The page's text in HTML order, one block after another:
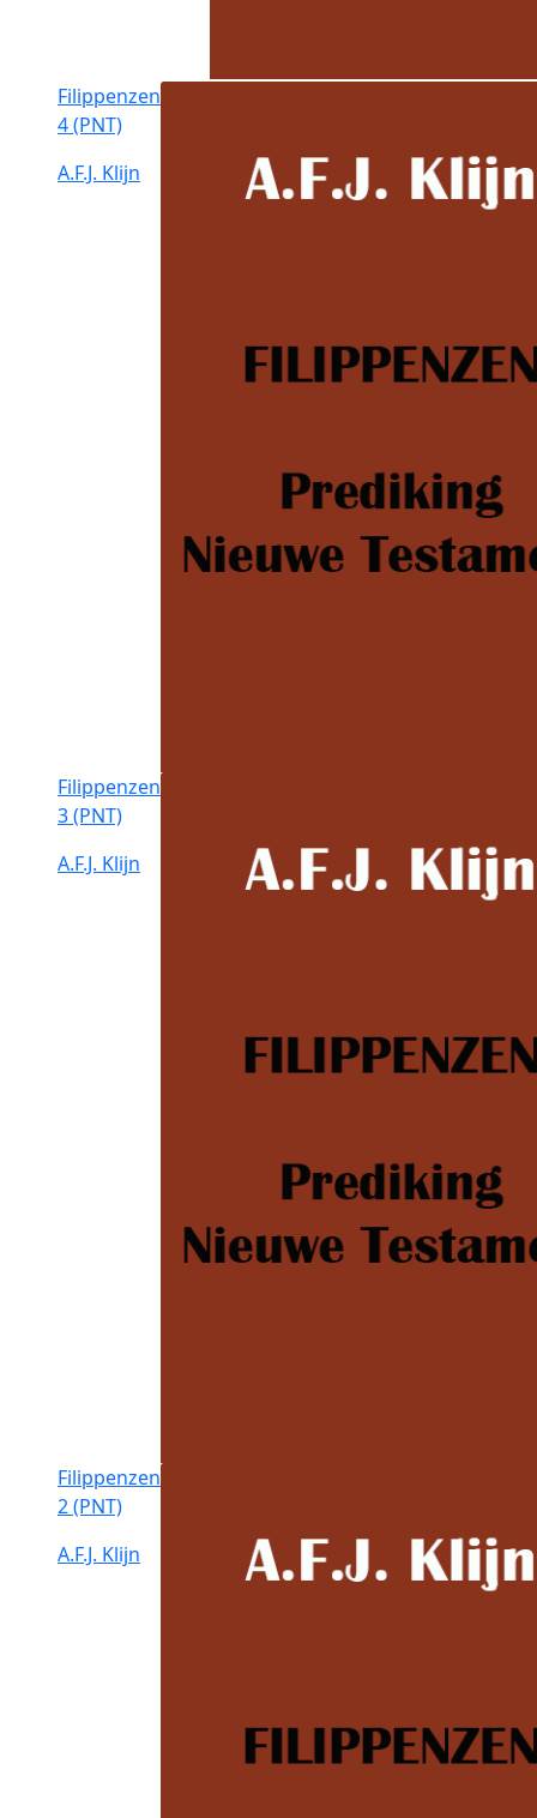
Filippenzen
4 (PNT)
A.F.J. Klijn
Filippenzen
3 (PNT)
A.F.J. Klijn
Filippenzen
2 (PNT)
A.F.J. Klijn